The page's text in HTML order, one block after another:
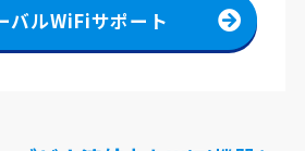
バルWiFiサポート